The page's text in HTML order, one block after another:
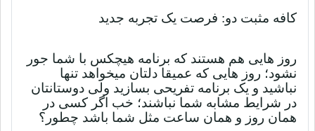
کافه مثبت دو: فرصت یک تجربه جدید
روز هایی هم هستند که برنامه هیچکس با شما جور
نشود؛ روز هایی که عمیقا دلتان میخواهد تنها
نباشید و یک برنامه تفریحی بسازید ولی دوستانتان
در شرایط مشابه شما نباشند؛ خب اگر کسی در
همان روز و همان ساعت مثل شما باشد چطور؟